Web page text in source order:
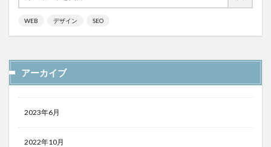
WEB デザイン SEO
アーカイブ
2023年6月
2022年10月